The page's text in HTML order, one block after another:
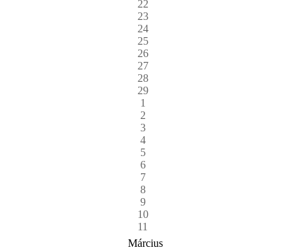
22
23
24
25
26
27
28
29
1
2
3
4
5
6
7
8
9
10
11
Március